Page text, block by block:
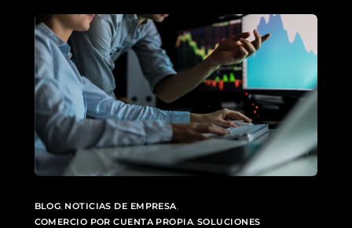
BLOG, NOTICIAS DE EMPRESA,
COMERCIO POR CUENTA PROPIA,SOLUCIONES